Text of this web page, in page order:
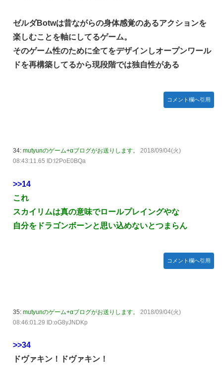
ゼルダBotwは昔ながらの身体感覚のあるアクションを
楽しむことを軸にしてるゲーム。
そのゲーム性のために全てをデザインしオープンワール
ドを再構築してるから現段階では独自性がある
コメント欄へ引用
34: mutyunのゲーム+αブログがお送りします。
2018/09/04(火)
08:43:11.65 ID:l2PoE0BQa
>>14
これ
スカイリムは真の意味でロールプレイングやな
自分をドラゴンボーンと思い込めないとつまらん
コメント欄へ引用
35: mutyunのゲーム+αブログがお送りします。
2018/09/04(火)
08:46:01.29 ID:oG8yJNDKp
>>34
ドヴァキン！ドヴァキン！